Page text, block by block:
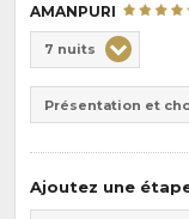
AMANPURI
de
pension
:
Durée
7 nuits
Présentation et
Ajoutez une